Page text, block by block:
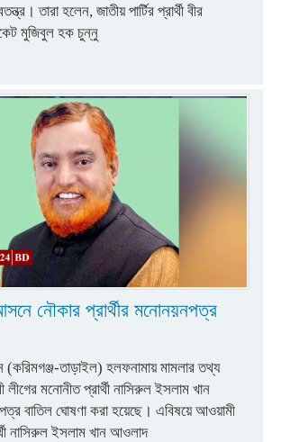
তারা হলেন, জাতীয় পার্টির প্রার্থী বীর
মুজিবুল হক চুন্নু
নৌকার প্রার্থীর মনোনয়নপত্র
তাড়াইল) হলফনামায় মামলার তথ্য
মনোনীত প্রার্থী নাসিরুল ইসলাম খান
বাতিল ঘোষণা করা হয়েছে। এবিষয়ে আওয়ামী
নাসিরুল ইসলাম খান আওলাদ